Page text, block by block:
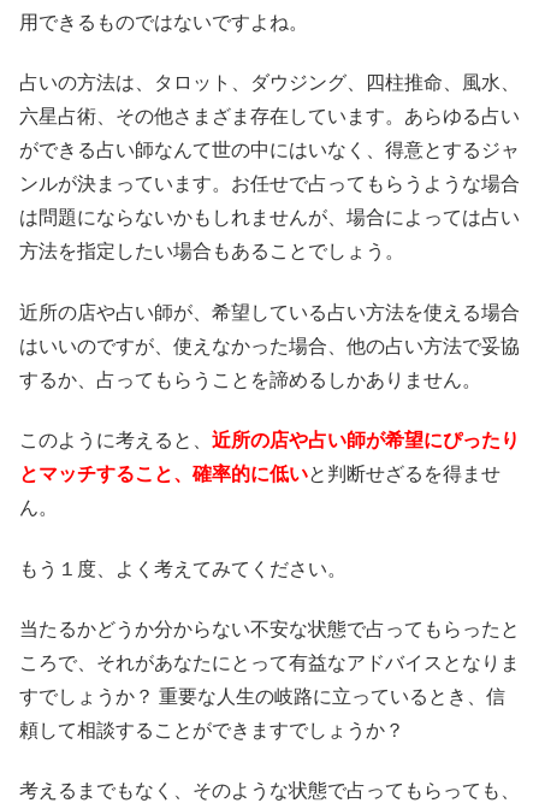
用できるものではないですよね。
占いの方法は、タロット、ダウジング、四柱推命、風水、
六星占術、その他さまざま存在しています。あらゆる占い
ができる占い師なんて世の中にはいなく、得意とするジャ
ンルが決まっています。お任せで占ってもらうような場合
は問題にならないかもしれませんが、場合によっては占い
方法を指定したい場合もあることでしょう。
近所の店や占い師が、希望している占い方法を使える場合
はいいのですが、使えなかった場合、他の占い方法で妥協
するか、占ってもらうことを諦めるしかありません。
このように考えると、 近所の店や占い師が希望にぴったり
とマッチすること、確率的に低いと判断せざるを得ませ
ん。
もう１度、よく考えてみてください。
当たるかどうか分からない不安な状態で占ってもらったと
ころで、それがあなたにとって有益なアドバイスとなりま
すでしょうか？ 重要な人生の岐路に立っているとき、信
頼して相談することができますでしょうか？
考えるまでもなく、そのような状態で占ってもらっても、